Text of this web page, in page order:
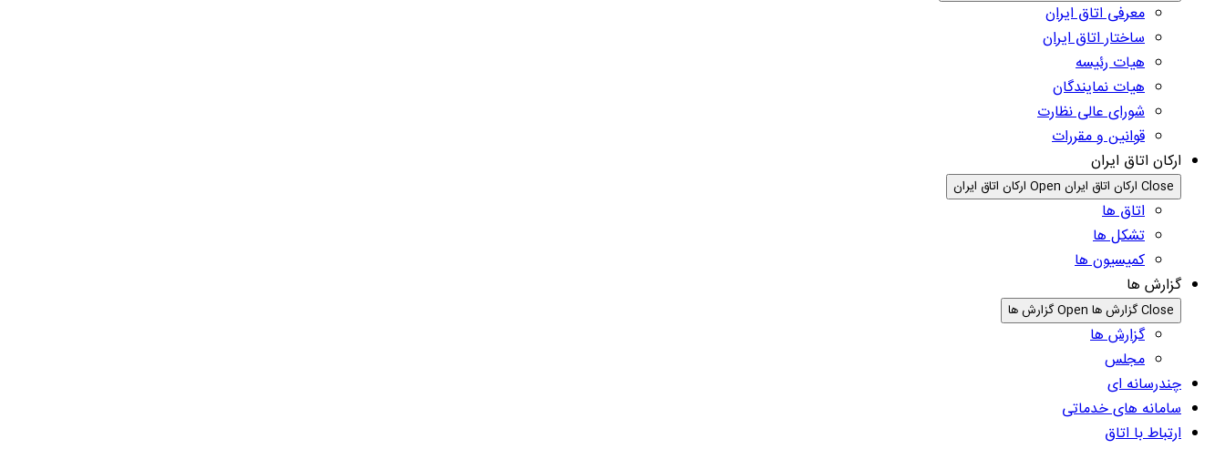
معرفی اتاق ایران
ساختار اتاق ایران
هیات رئیسه
هیات نمایندگان
شورای عالی نظارت
قوانین و مقررات
ارکان اتاق ایران
Close ارکان اتاق ایران Open ارکان اتاق ایران
اتاق ها
تشکل ها
کمیسیون ها
گزارش ها
Close گزارش ها Open گزارش ها
گزارش ها
مجلس
چندرسانه ای
سامانه های خدماتی
ارتباط با اتاق